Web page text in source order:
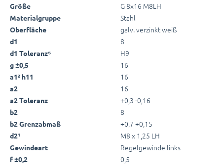
Größe G 8x16 M8LH
Materialgruppe Stahl
Oberfläche galv. verzinkt weiß
d1 8
d1 Toleranz⁵ H9
g ±0,5 16
a1² h11 16
a2 16
a2 Toleranz +0,3 -0,16
b2 8
b2 Grenzabmaß +0,7 +0,15
d2¹ M8 x 1,25 LH
Gewindeart Regelgewinde links
f ±0,2 0,5